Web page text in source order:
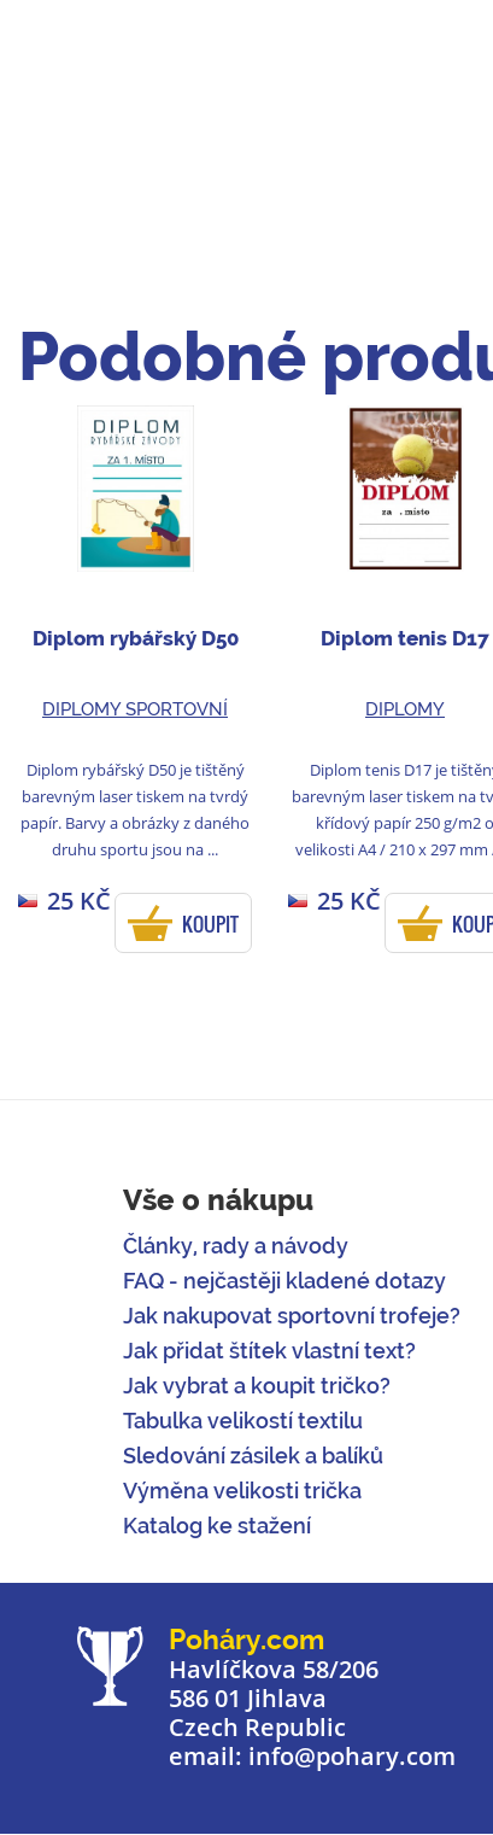
Podobné
Diplom rybářský D50
DIPLOMY SPORTOVNÍ
Diplom rybářský D50 je tištěný
barevným laser tiskem na tvrdý
papír. Barvy a obrázky z daného
druhu sportu jsou na ...
25 KČ
KOUPIT
Diplom tenis D17
DIPLOMY
Diplom tenis D17 je
barevným laser tiskem na
křídový papír 250 g/m2 o
velikosti A4 / 210 x 297 mm
25 KČ
Vše o nákupu
Články, rady a návody
FAQ - nejčastěji kladené dotazy
Jak nakupovat sportovní trofeje?
Jak přidat štítek vlastní text?
Jak vybrat a koupit tričko?
Tabulka velikostí textilu
Sledování zásilek a balíků
Výměna velikosti trička
Katalog ke stažení
Poháry.com
Havlíčkova 58/206
586 01 Jihlava
Czech Republic
email: info@pohary.com